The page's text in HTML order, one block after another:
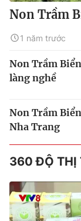
Non Trầm
1 năm trước
Non Trầm
làng nghề
Non Trầm
Nha Trang
360 ĐỘ THỊ